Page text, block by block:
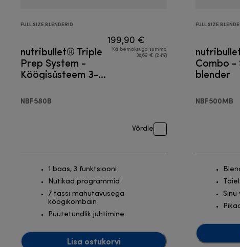
FULL SIZE BLENDERID
nutribullet® Triple
Prep System -
Köögisüsteem 3-
NBF580B
199,90 €
Käibemaksuga summa
38,69 € (24%)
Võrdle
1 baas, 3 funktsiooni
Nutikad programmid
7 tassi mahutavusega
köögikombain
Puutetundlik juhtimine
Lisa ostukorvi
FULL SIZE
Combo -
blender
NBF500MB
Sinu